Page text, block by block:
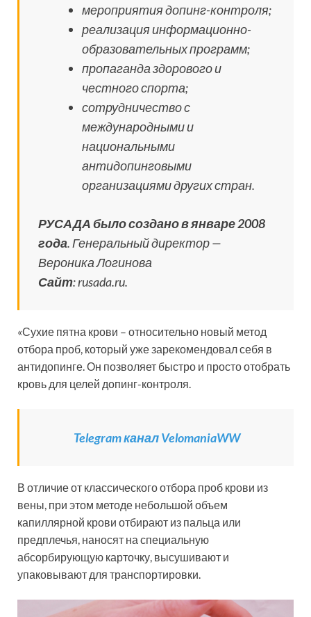
мероприятия допинг-контроля;
реализация информационно-
образовательных программ;
пропаганда здорового и
честного спорта;
сотрудничество с
международными и
национальными
антидопинговыми
организациями других стран.
РУСАДА было создано в январе 2008
года. Генеральный директор —
Вероника Логинова
Сайт: rusada.ru.
«Сухие пятна крови – относительно новый метод
отбора проб, который уже зарекомендовал себя в
антидопинге. Он позволяет быстро и просто отобрать
кровь для целей допинг-контроля.
Telegram канал VelomaniaWW
В отличие от классического отбора проб крови из
вены, при этом методе небольшой объем
капиллярной крови отбирают из пальца или
предплечья, наносят на специальную
абсорбирующую карточку, высушивают и
упаковывают для транспортировки.